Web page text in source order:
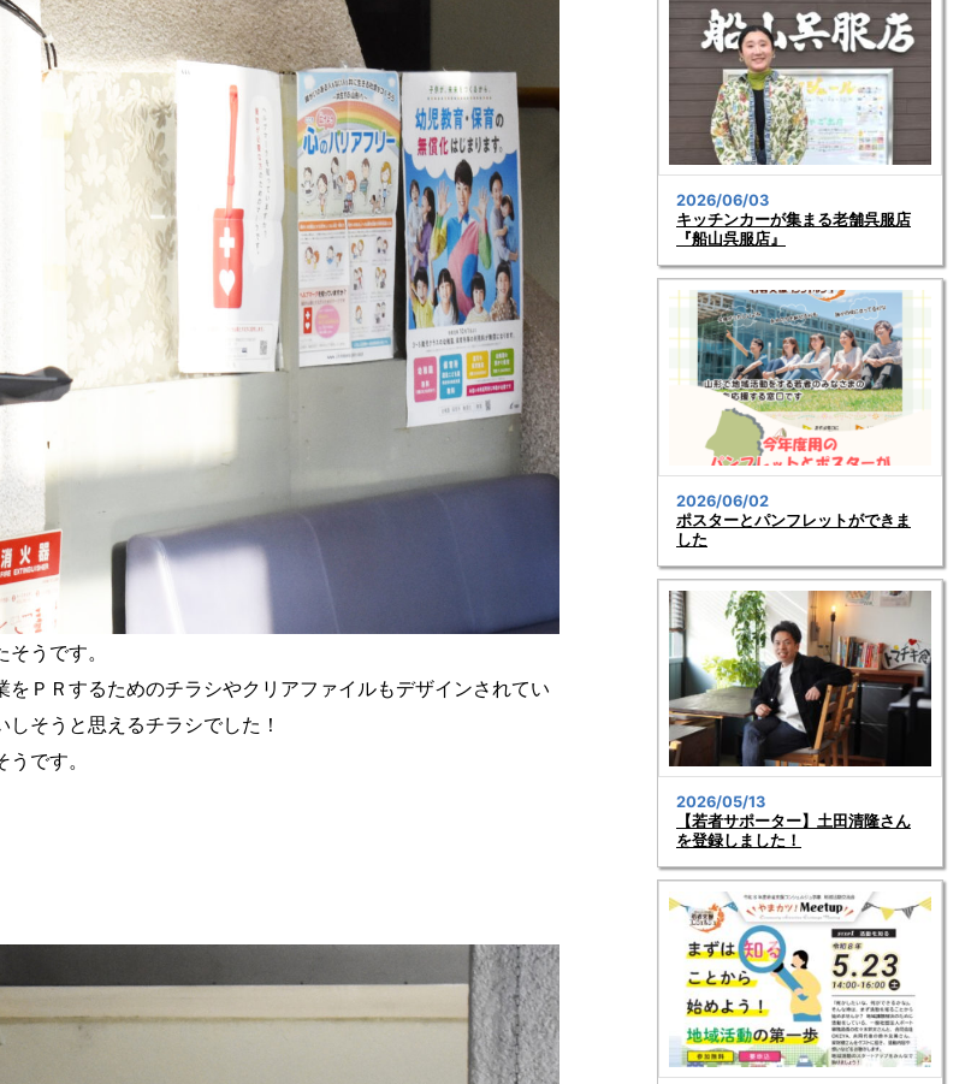
うです。
ＰＲするためのチラシやクリアファイルもデザインされてい
そうと思えるチラシでした！
です。
2026/06/03
キッチンカーが集まる老舗呉服店
『船山呉服店』
2026/06/02
ポスターとパンフレットができま
した
2026/05/13
【若者サポーター】土田清隆さん
を登録しました！